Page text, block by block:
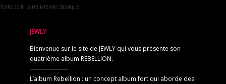
Texte de la barre latérale classique
JEWLY
Bienvenue sur le site de JEWLY qui vous présente son
quatrième album REBELLION.
-------------------
L’album Rebellion : un concept album fort qui aborde des